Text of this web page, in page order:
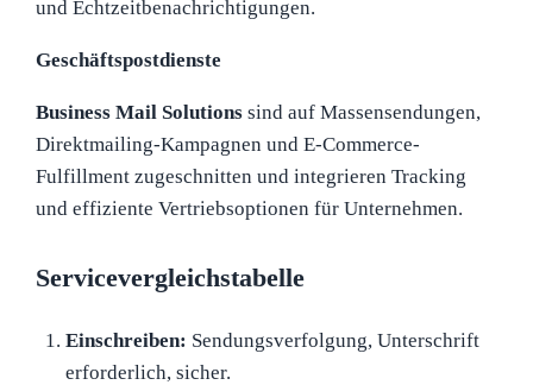
und Echtzeitbenachrichtigungen.
Geschäftspostdienste
Business Mail Solutionssind auf Massensendungen,
Direktmailing-Kampagnen und E-Commerce-
Fulfillment zugeschnitten und integrieren Tracking
und effiziente Vertriebsoptionen für Unternehmen.
Servicevergleichstabelle
Einschreiben: Sendungsverfolgung, Unterschrift
erforderlich, sicher.